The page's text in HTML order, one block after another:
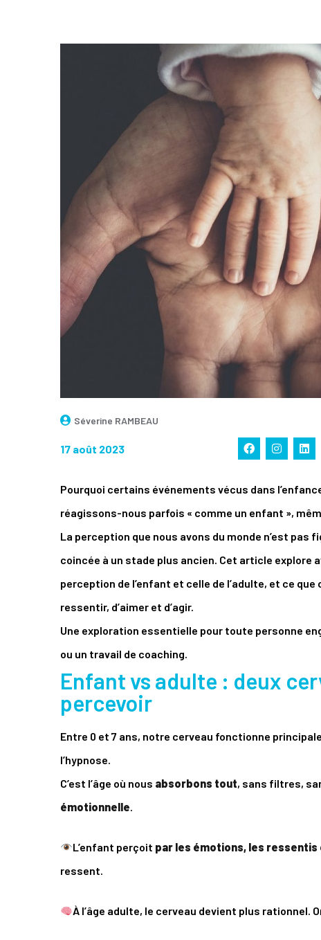
Séverine RAMBEAU
17 août 2023
Pourquoi certains événements vécus dans
réagissons-nous parfois « comme un enfant »,
La perception que nous avons du monde n’est
coincée à un stade plus ancien. Cet article
perception de l’enfant et celle de l’adulte, et ce
ressentir, d’aimer et d’agir.
Une exploration essentielle pour toute personne
ou un travail de coaching.
Enfant vs adulte : deux
percevoir
Entre 0 et 7 ans, notre cerveau fonctionne
l’hypnose.
C’est l’âge où nous absorbons tout, sans filtres,
émotionnelle.
L’enfant perçoit par les émotions, les
ressent.
À l’âge adulte, le cerveau devient plus rationnel.